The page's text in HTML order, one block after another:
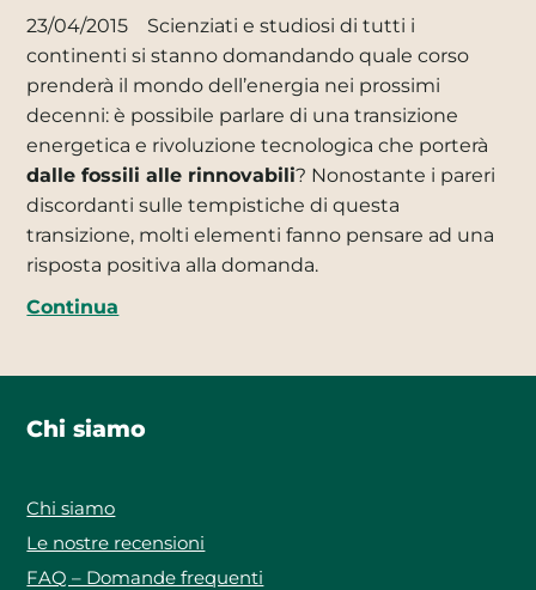
23/04/2015
Scienziati e studiosi di tutti i
continenti si stanno domandando quale corso
prenderà il mondo dell’energia nei prossimi
decenni: è possibile parlare di una transizione
energetica e rivoluzione tecnologica che porterà
dalle fossili alle rinnovabili? Nonostante i pareri
discordanti sulle tempistiche di questa
transizione, molti elementi fanno pensare ad una
risposta positiva alla domanda.
Continua
Chi siamo
Chi siamo
Le nostre recensioni
FAQ – Domande frequenti